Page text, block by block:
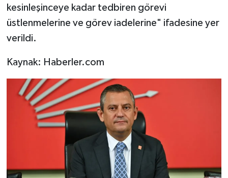
kesinleşinceye kadar tedbiren görevi
üstlenmelerine ve görev iadelerine" ifadesine yer
verildi.
Kaynak: Haberler.com